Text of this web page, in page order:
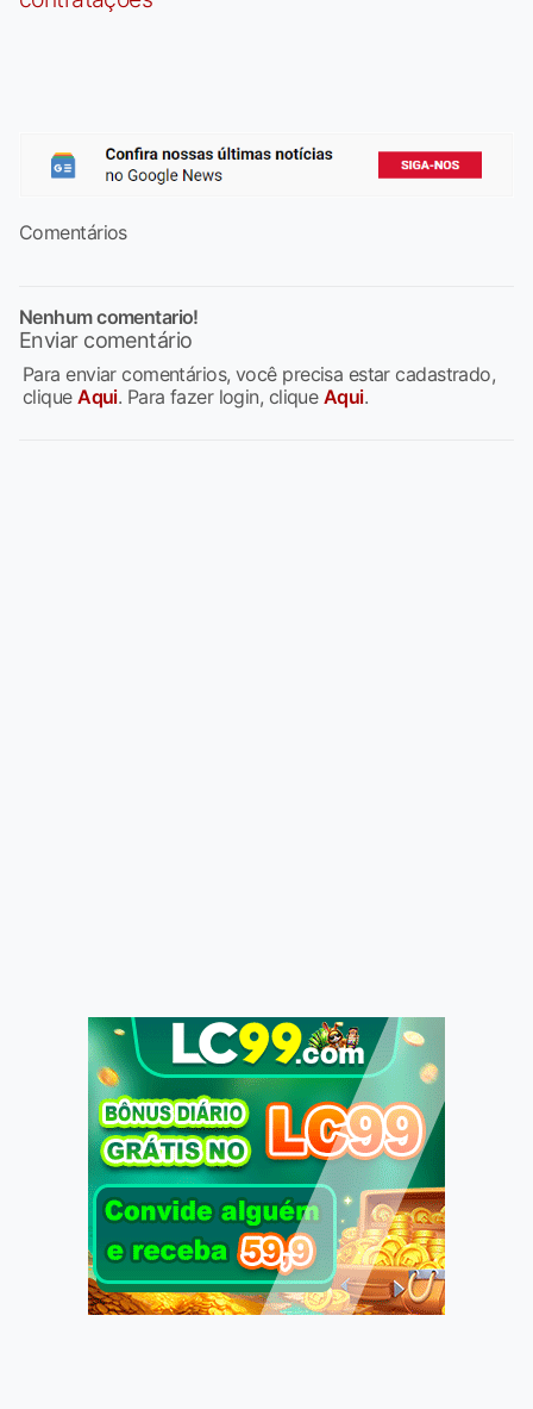
Comentários
Nenhum comentario!
Enviar comentário
Para enviar comentários, você precisa estar cadastrado,
cliqueAqui. Para fazer login, clique Aqui.